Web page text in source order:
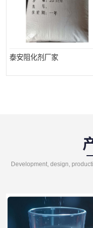
泰安阻化剂厂家